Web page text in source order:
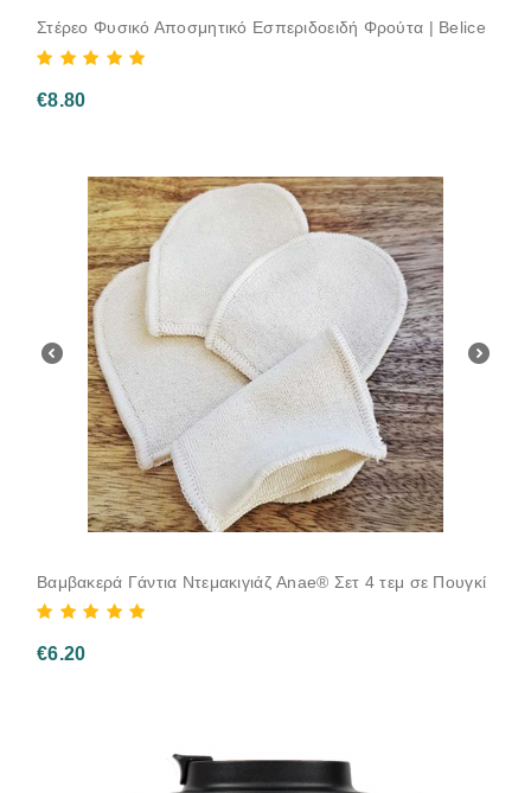
Στέρεο Φυσικό Αποσμητικό Εσπεριδοειδή Φρούτα | Belice
€8.80
Βαμβακερά Γάντια Ντεμακιγιάζ Anae® Σετ 4 τεμ σε Πουγκί
€6.20